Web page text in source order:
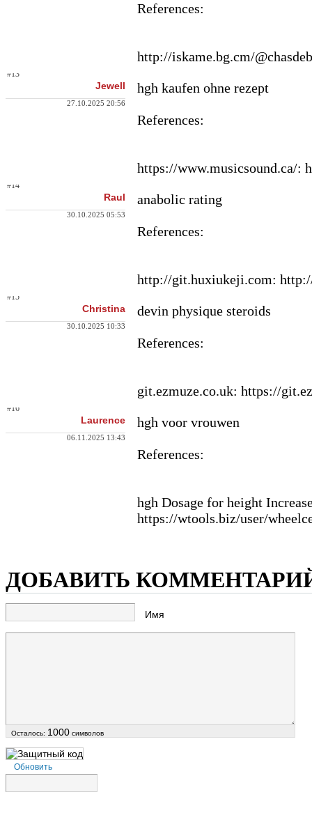
References:
http://iskame.bg.cm/
#13
Jewell
27.10.2025 20:56
hgh kaufen ohne rezept
References:
https://www.musicsound.ca/:
#14
Raul
30.10.2025 05:53
anabolic rating
References:
http://git.huxiukeji.com:
#15
Christina
30.10.2025 10:33
devin physique steroids
References:
git.ezmuze.co.uk: https://
#16
Laurence
06.11.2025 13:43
hgh voor vrouwen
References:
hgh Dosage for height
https://wtools.biz/user/
ДОБАВИТЬ
Имя
Осталось: 1000 символов
Обновить